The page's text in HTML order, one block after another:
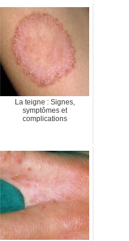
La teigne : Signes,
symptômes et
complications